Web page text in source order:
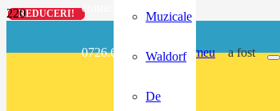
contact@buzunarel.ro
0726.697.486 meu a fost
Muzicale
Waldorf
De
REDUCERI!
REDUCERI!
REDUCERI!
REDUCERI!